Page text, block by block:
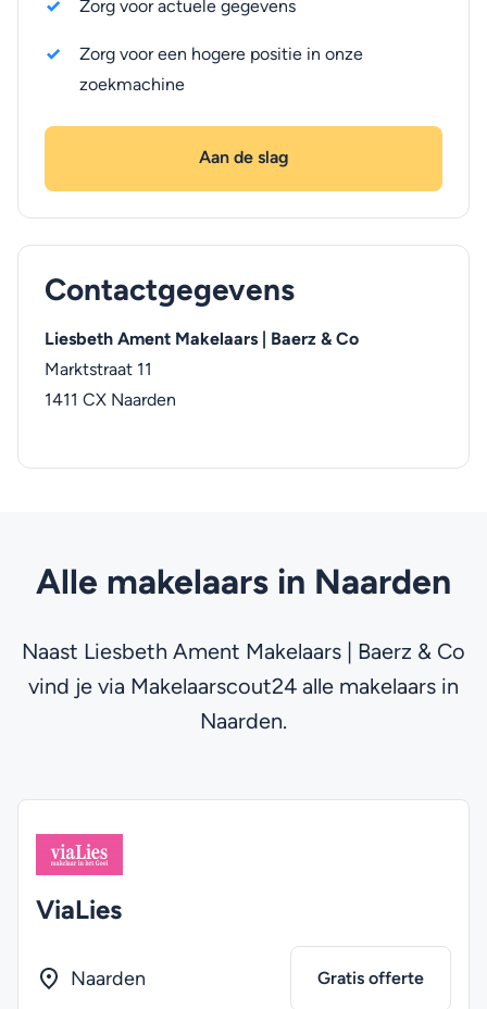
Zorg voor actuele gegevens
Zorg voor een hogere positie in onze
zoekmachine
Aan de slag
Contactgegevens
Liesbeth Ament Makelaars | Baerz & Co
Marktstraat 11
1411 CX Naarden
Alle makelaars in Naarden
Naast Liesbeth Ament Makelaars | Baerz & Co
vind je via Makelaarscout24 alle makelaars in
Naarden.
ViaLies
Naarden Gratis offerte